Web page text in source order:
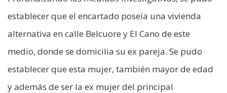
establecer que el encartado poseía una vivienda
alternativa en calle Belcuore y El Cano de este
medio, donde se domicilia su ex pareja. Se pudo
establecer que esta mujer, también mayor de edad
y además de ser la ex mujer del principal